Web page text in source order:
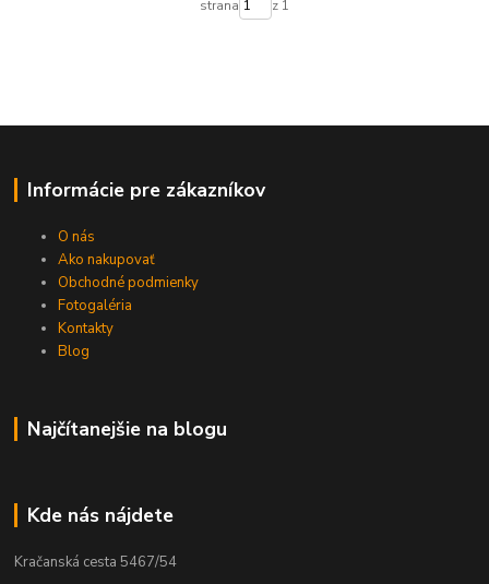
strana z 1
Informácie pre zákazníkov
O nás
Ako nakupovať
Obchodné podmienky
Fotogaléria
Kontakty
Blog
Najčítanejšie na blogu
Kde nás nájdete
Kračanská cesta 5467/54